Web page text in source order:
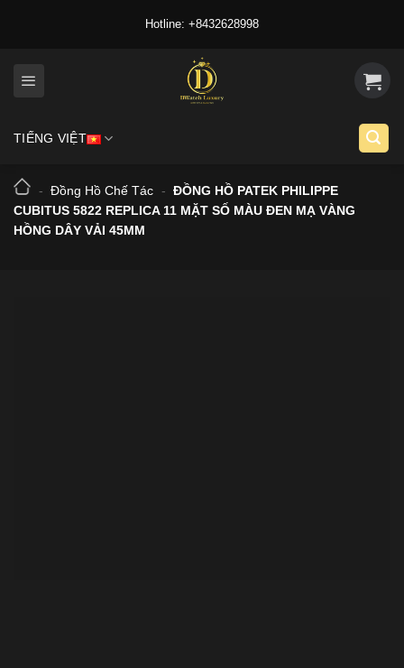
Hotline: +8432628998
TIẾNG VIỆT
- Đồng Hồ Chế Tác - ĐỒNG HỒ PATEK PHILIPPE
CUBITUS 5822 REPLICA 11 MẶT SỐ MÀU ĐEN MẠ VÀNG
HỒNG DÂY VẢI 45MM